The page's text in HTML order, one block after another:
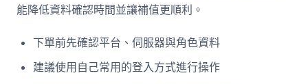
能降低資料確認時間並讓補值更順利。
下單前先確認平台、伺服器與角色資料
建議使用自己常用的登入方式進行操作